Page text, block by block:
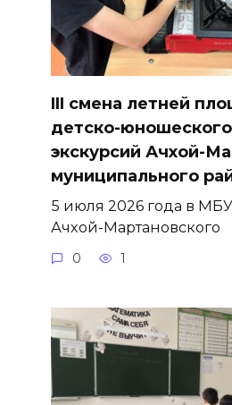
III смена летней
детско-
экскурсий Ачхой-
муниципального
5 июля 2026 года в
Ачхой-Мартановского
0 1